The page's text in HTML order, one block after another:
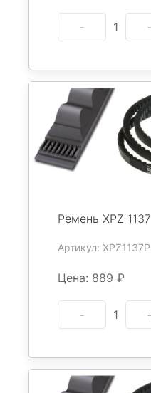
1
Ремень XPZ 1137
Артикул: XPZ1137P
Цена: 889 ₽
1